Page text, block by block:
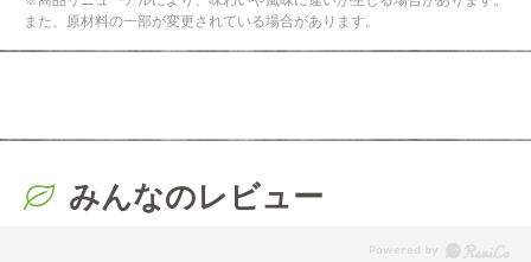
また、原材料の一部が変更されている場合があります。
みんなのレビュー